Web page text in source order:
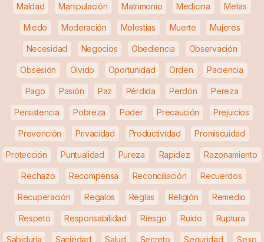
Maldad Manipulación Matrimonio Medicina Metas
Miedo Moderación Molestias Muerte Mujeres
Necesidad Negocios Obediencia Observación
Obsesión Olvido Oportunidad Orden Paciencia
Pago Pasión Paz Pérdida Perdón Pereza
Persistencia Pobreza Poder Precaución Prejuicios
Prevención Privacidad Productividad Promiscuidad
Protección Puntualidad Pureza Rapidez Razonamiento
Rechazo Recompensa Reconciliación Recuerdos
Recuperación Regalos Reglas Religión Remedio
Respeto Responsabilidad Riesgo Ruido Ruptura
Sabiduría Saciedad Salud Secreto Seguridad Sexo